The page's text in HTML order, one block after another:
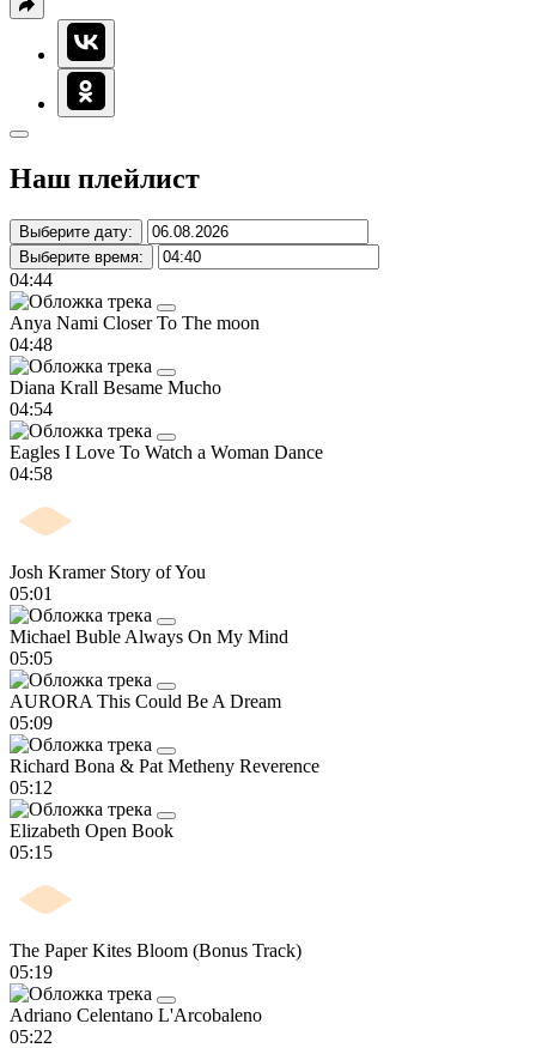
Наш плейлист
Выберите дату:
Выберите время:
04:44
Anya Nami Closer To The moon
04:48
Diana Krall Besame Mucho
04:54
Eagles I Love To Watch a Woman Dance
04:58
Josh Kramer Story of You
05:01
Michael Buble Always On My Mind
05:05
AURORA This Could Be A Dream
05:09
Richard Bona & Pat Metheny Reverence
05:12
Elizabeth Open Book
05:15
The Paper Kites Bloom (Bonus Track)
05:19
Adriano Celentano L'Arcobaleno
05:22